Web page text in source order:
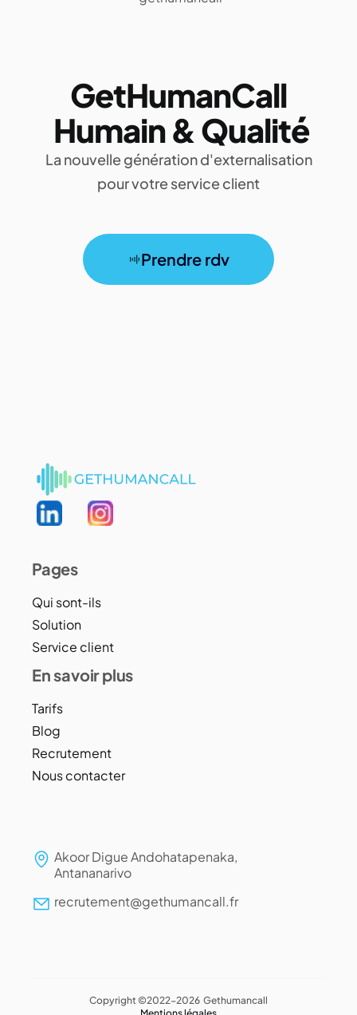
GetHumanCall
Humain & Qualité
La nouvelle génération d'externalisation
pour votre service client
Prendre rdv
Pages
Qui sont-ils
Solution
Service client
En savoir plus
Tarifs
Blog
Recrutement
Nous contacter
Akoor Digue Andohatapenaka,
Antananarivo
recrutement@gethumancall.fr
Copyright ©2022-2026 Gethumancall